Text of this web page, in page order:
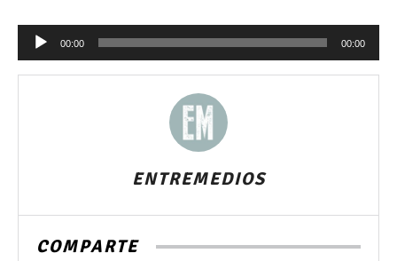
Reproductor
de
00:00 00:00
ENTREMEDIOS
COMPARTE